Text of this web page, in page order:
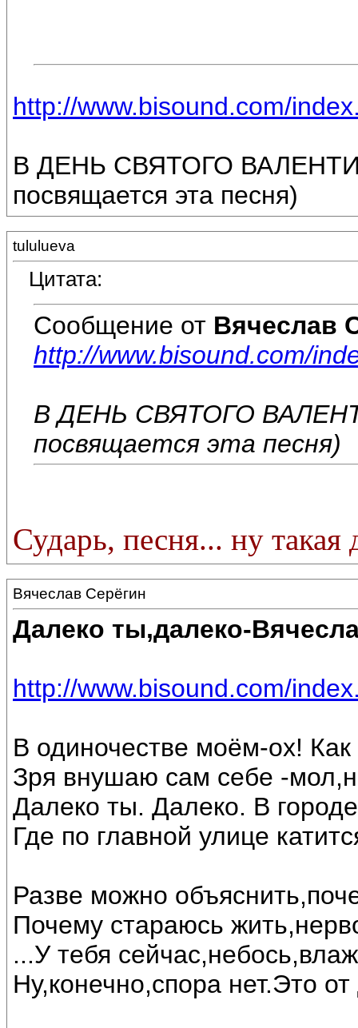
http://www.bisound.com/
В ДЕНЬ СВЯТОГО
посвящается эта песня)
tululueva
Цитата:
Сообщение от Вячеслав
http://www.bisound.com/
В ДЕНЬ СВЯТОГО
посвящается эта песня)
Сударь, песня... ну такая
Вячеслав Серёгин
Далеко ты,далеко-
http://www.bisound.com/
В одиночестве моём-ох! Как
Зря внушаю сам себе -
Далеко ты. Далеко. В
Где по главной улице
Разве можно
Почему стараюсь
...У тебя
Ну,конечно,спора нет.Это